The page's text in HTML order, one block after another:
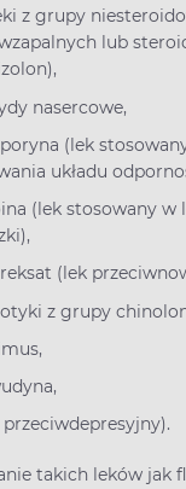
z grupy
lub
nasercowe,
(lek
układu
(lek stosowany w
(lek
z grupy
takich leków jak